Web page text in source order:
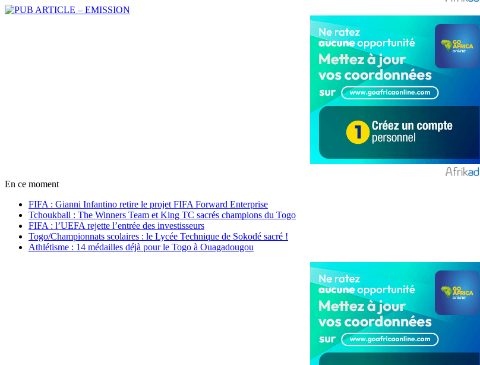
En ce moment
FIFA : Gianni Infantino retire le projet FIFA Forward Enterprise
Tchoukball : The Winners Team et King TC sacrés champions du Togo
FIFA : l’UEFA rejette l’entrée des investisseurs
Togo/Championnats scolaires : le Lycée Technique de Sokodé sacré !
Athlétisme : 14 médailles déjà pour le Togo à Ouagadougou